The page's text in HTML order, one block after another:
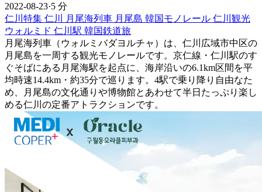
2022-08-23·5 分
仁川特集 仁川 月尾海列車 月尾島 韓国モノレール 仁川観光
ウォルミド 仁川駅 韓国鉄道旅
月尾海列車（ウォルミバダヨルチャ）は、仁川広域市中区の
月尾島を一周する観光モノレールです。京仁線・仁川駅のす
ぐそばにある月尾海駅を起点に、海岸沿いの6.1km区間を平
均時速14.4km・約35分で巡ります。4駅で乗り降り自由なた
め、月尾島の文化通りや博物館とあわせて半日たっぷり楽し
める仁川の定番アトラクションです。